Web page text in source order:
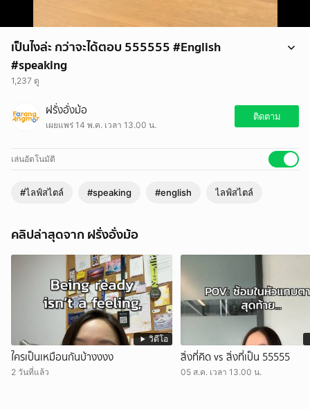
เป็นไงล่ะ กว่าจะได้ตอบ 555555 #English
#speaking
1,237 ดู
เป็นไงล่ะ กว่าจะได้ตอบ 555555 #English #speaking
ฝรั่งอั่งม้อ
เผยแพร่ 14 พ.ค. เวลา 13.00 น.
ติดตาม
เล่นอัตโนมัติ
#ไลฟ์สไตล์ #speaking #english ไลฟ์สไตล์
คลิปล่าสุดจาก ฝรั่งอั่งม้อ
วิดีโอ
ใครเป็นเหมือนกันบ้างงงง
2 วันที่แล้ว
สิ่งที่คิด vs สิ่งที่เป็น 55555
05 ส.ค. เวลา 13.00 น.